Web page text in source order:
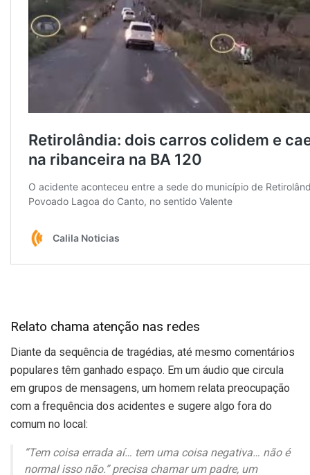
Relato chama atenção nas redes
Diante da sequência de tragédias, até mesmo comentários
populares têm ganhado espaço. Em um áudio que circula
em grupos de mensagens, um homem relata preocupação
com a frequência dos acidentes e sugere algo fora do
comum no local:
“Tem coisa errada aí… tem uma coisa negativa… não é
normal isso não.” precisa chamar um padre, um